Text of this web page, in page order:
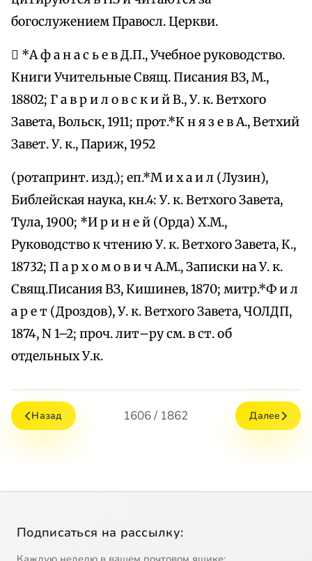
богослужением Правосл. Церкви.
 *А ф а н а с ь е в Д.П., Учебное руководство.
Книги Учительные Свящ. Писания ВЗ, М.,
18802; Г а в р и л о в с к и й В., У. к. Ветхого
Завета, Вольск, 1911; прот.*К н я з е в А., Ветхий
Завет. У. к., Париж, 1952
(ротапринт. изд.); еп.*М и х а и л (Лузин),
Библейская наука, кн.4: У. к. Ветхого Завета,
Тула, 1900; *И р и н е й (Орда) Х.М.,
Руководство к чтению У. к. Ветхого Завета, К.,
18732; П а р х о м о в и ч А.М., Записки на У. к.
Свящ.Писания ВЗ, Кишинев, 1870; митр.*Ф и л
а р е т (Дроздов), У. к. Ветхого Завета, ЧОЛДП,
1874, N 1–2; проч. лит–ру см. в ст. об
отдельных У.к.
Назад 1606 / 1862 Далее
Подписаться на рассылку: